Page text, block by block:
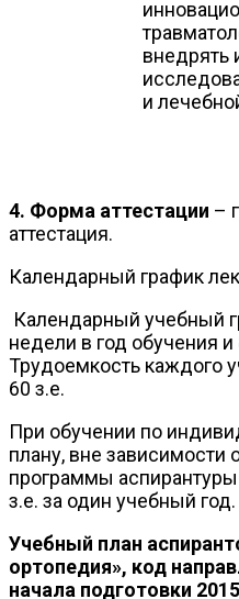
внедрять
и
4. Форма аттестации –
аттестация.
Календарный график
Календарный учебный
недели в год обучения
Трудоемкость каждого
60 з.е.
При обучении по
плану, вне
программы
з.е. за один учебный год.
Учебный план
ортопедия», код
начала подготовки 2015